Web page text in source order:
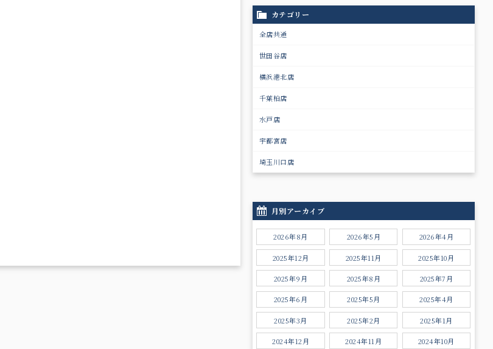
カテゴリー
全店共通
世田谷店
横浜港北店
千葉柏店
水戸店
宇都宮店
埼玉川口店
月別アーカイブ
2026年8月 2026年5月 2026年4月
2025年12月 2025年11月 2025年10月
2025年9月 2025年8月 2025年7月
2025年6月 2025年5月 2025年4月
2025年3月 2025年2月 2025年1月
2024年12月 2024年11月 2024年10月